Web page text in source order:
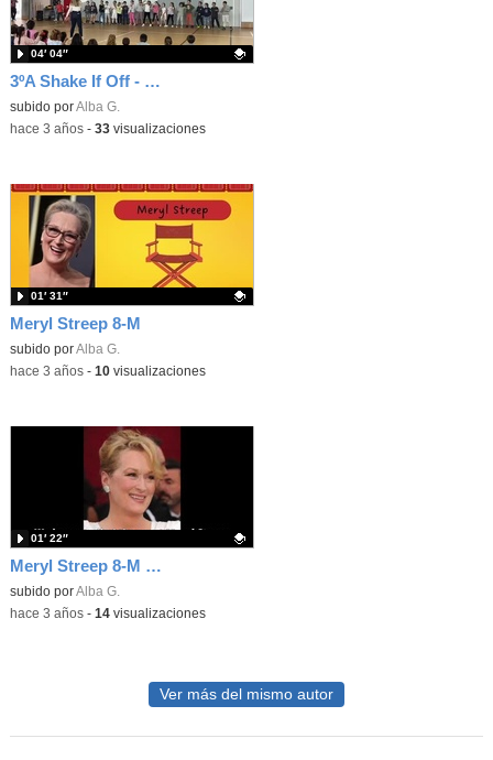
3ºA Shake If Off - Taylor Swift
Contenido educativo.
subido porAlba G.
04′ 04″
-hace 3 años- 33visualizaciones
Meryl Streep 8-M
Contenido educativo.
subido porAlba G.
01′ 31″
-hace 3 años- 10visualizaciones
Meryl Streep 8-M English
Contenido educativo.
subido porAlba G.
01′ 22″
-hace 3 años- 14visualizaciones
Ver más del mismo autor